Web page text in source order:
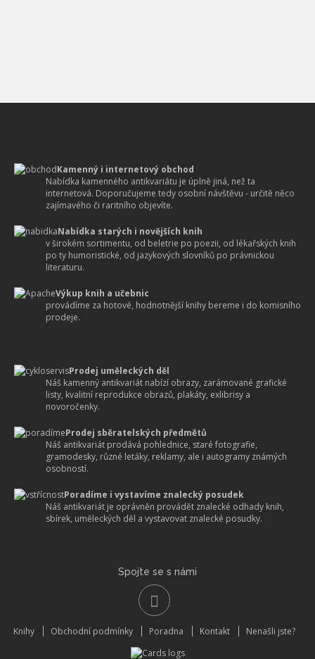
Kamenný i internetový obchod
Nabídka kamenného antikvariátu je úplně jiná, než ta
internetová. Doporučujeme tedy osobní návštěvu - určitě něco
zajímavého či raritního objevíte.
Nabídka starých i novějších knih
v širokém sortimentu, od beletrie po poezii, od lékařských knih
po ty humoristické, od jazykových slovníků po právnickou
literaturu.
Výkup knih a učebnic
provádíme za hotové, hodnotnější knihy bereme i do komisního
prodeje.
Prodej uměleckých děl
Náš kamenný antikvariát nabízí obrazy, zarámované grafické
listy, kvalitní reprodukce obrazů, plakáty, exlibrisy a
novoročenky.
Prodej sběratelských předmětů
Náš antikvariát prodává pohlednice, staré fotografie,
gramodesky, různé letáky, reklamy, ale i autogramy známých
osobností.
Poradíme i vystavíme znalecký posudek
Náš antikvariát je oprávněn provádět znalecké odhady knih,
sbírek, uměleckých děl a vystavovat znalecké posudky.
Spojte se s námi
Knihy Obchodní podmínky Poradna Kontakt Nenašli jste?